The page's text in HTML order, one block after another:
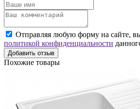
Отправляя любую форму на сайте,
политикой конфиденциальности
Добавить отзыв
Похожие товары